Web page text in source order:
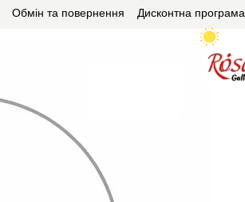
Обмін та повернення Дисконтна програма